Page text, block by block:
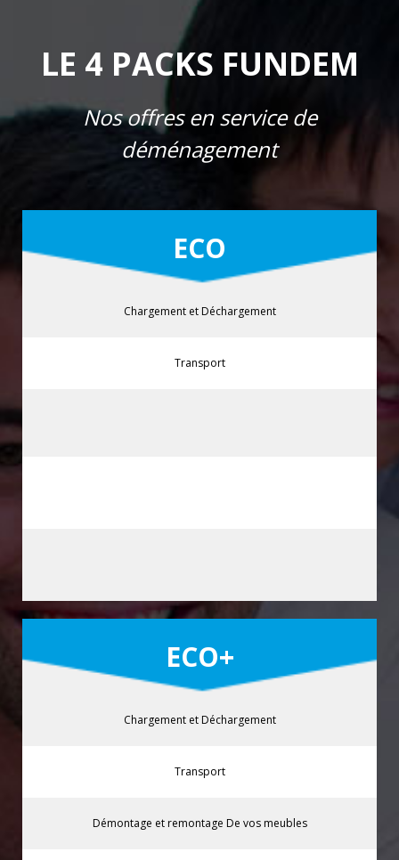
LE 4 PACKS FUNDEM
Nos offres en service de
déménagement
ECO
Chargement et Déchargement
Transport
ECO+
Chargement et Déchargement
Transport
Démontage et remontage De vos meubles